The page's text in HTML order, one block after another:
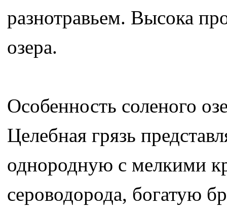
разнотравьем. Высока
озера.
Особенность соленого
Целебная грязь
однородную с мелкими
сероводорода, богатую